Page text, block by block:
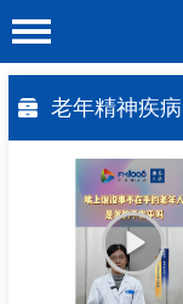
老年精神疾病